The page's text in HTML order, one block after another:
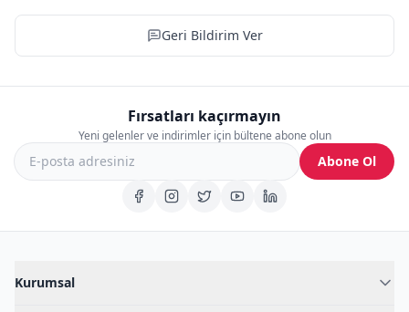
Geri Bildirim Ver
Fırsatları kaçırmayın
Yeni gelenler ve indirimler için bültene abone olun
Abone Ol
Kurumsal